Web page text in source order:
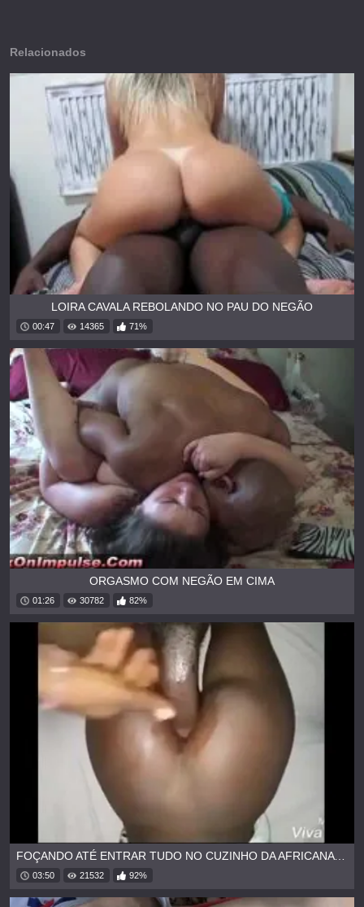
Relacionados
LOIRA CAVALA REBOLANDO NO PAU DO NEGÃO
00:47 14365 71%
ORGASMO COM NEGÃO EM CIMA
01:26 30782 82%
FOÇANDO ATÉ ENTRAR TUDO NO CUZINHO DA AFRICANA NOVINHA
03:50 21532 92%